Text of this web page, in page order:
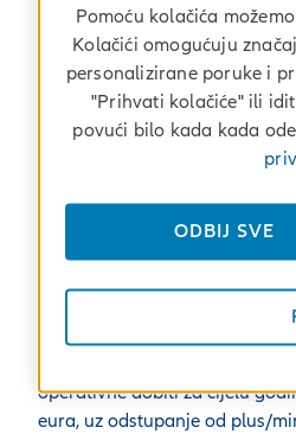
Omjer prema Solventnosti II
„Snaga našeg poslovnog
dosljedne realizacije vidljive
Zabilježili smo zdrav i
poslovanja te nastavili
dionike.
Naši su rezultati postavili
operativne dobiti za cijelu
eura, uz odstupanje od plus/
Pomoću kolačića
Kolačići omogućuju
personalizirane poruke i
"Prihvati kolačiće" ili
povući bilo kada kada
ODBIJ SVE